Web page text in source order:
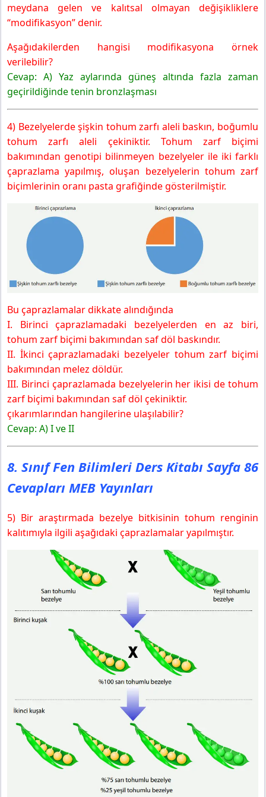
meydana gelen ve kalıtsal olmayan değişikliklere
“modifikasyon” denir.
Aşağıdakilerden hangisi modifikasyona örnek
verilebilir?
Cevap: A) Yaz aylarında güneş altında fazla zaman
geçirildiğinde tenin bronzlaşması
4) Bezelyelerde şişkin tohum zarfı aleli baskın, boğumlu
tohum zarfı aleli çekiniktir. Tohum zarf biçimi
bakımından genotipi bilinmeyen bezelyeler ile iki farklı
çaprazlama yapılmış, oluşan bezelyelerin tohum zarf
biçimlerinin oranı pasta grafiğinde gösterilmiştir.
Bu çaprazlamalar dikkate alındığında
I. Birinci çaprazlamadaki bezelyelerden en az biri,
tohum zarf biçimi bakımından saf döl baskındır.
II. İkinci çaprazlamadaki bezelyeler tohum zarf biçimi
bakımından melez döldür.
III. Birinci çaprazlamada bezelyelerin her ikisi de tohum
zarf biçimi bakımından saf döl çekiniktir.
çıkarımlarından hangilerine ulaşılabilir?
Cevap: A) I ve II
8. Sınıf Fen Bilimleri Ders Kitabı Sayfa 86
Cevapları MEB Yayınları
5) Bir araştırmada bezelye bitkisinin tohum renginin
kalıtımıyla ilgili aşağıdaki çaprazlamalar yapılmıştır.